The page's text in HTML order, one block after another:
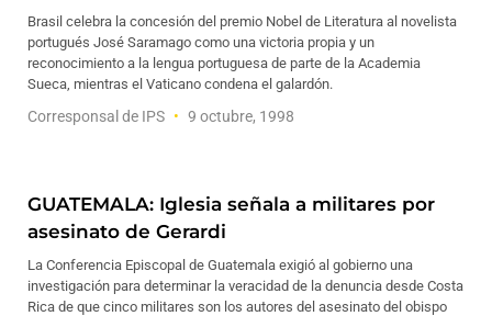
Brasil celebra la concesión del premio Nobel de Literatura al novelista
portugués José Saramago como una victoria propia y un
reconocimiento a la lengua portuguesa de parte de la Academia
Sueca, mientras el Vaticano condena el galardón.
Corresponsal de IPS 9 octubre, 1998
GUATEMALA: Iglesia señala a militares por
asesinato de Gerardi
La Conferencia Episcopal de Guatemala exigió al gobierno una
investigación para determinar la veracidad de la denuncia desde Costa
Rica de que cinco militares son los autores del asesinato del obispo